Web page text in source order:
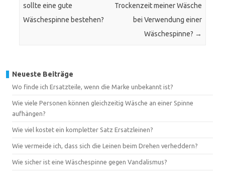
sollte eine gute
Wäschespinne bestehen?
Trockenzeit meiner Wäsche
bei Verwendung einer
Wäschespinne? →
Neueste Beiträge
Wo finde ich Ersatzteile, wenn die Marke unbekannt ist?
Wie viele Personen können gleichzeitig Wäsche an einer Spinne
aufhängen?
Wie viel kostet ein kompletter Satz Ersatzleinen?
Wie vermeide ich, dass sich die Leinen beim Drehen verheddern?
Wie sicher ist eine Wäschespinne gegen Vandalismus?